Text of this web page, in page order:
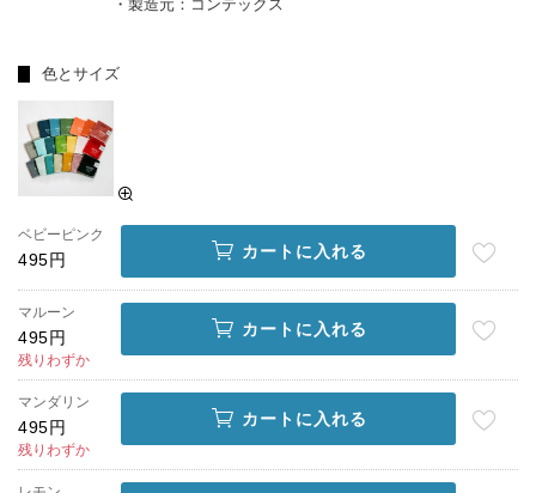
・製造元：コンテックス
色とサイズ
ベビーピンク
495円 カートに入れる
マルーン
495円
残りわずか
カートに入れる
マンダリン
495円
残りわずか
カートに入れる